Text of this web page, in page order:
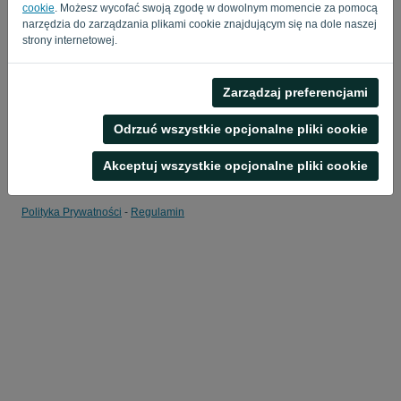
cookie . Możesz wycofać swoją zgodę w dowolnym momencie za pomocą
narzędzia do zarządzania plikami cookie znajdującym się na dole naszej
strony internetowej.
Zarządzaj preferencjami
Odrzuć wszystkie opcjonalne pliki cookie
Akceptuj wszystkie opcjonalne pliki cookie
Przypomnij mi Zapomniane hasło?
Polityka Prywatności - Regulamin